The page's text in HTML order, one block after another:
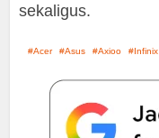
sekaligus.
Acer Asus Axioo Infinix